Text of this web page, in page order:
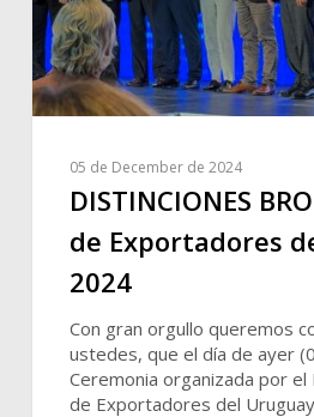
05 de December de 2024
DISTINCIONES
de Exportadores
2024
Con gran orgullo queremos
ustedes, que el día de ayer
Ceremonia organizada por el
de Exportadores del